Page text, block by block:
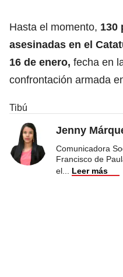
Hasta el momento, 130
asesinadas en el
16 de enero, fecha en
confrontación armada
Tibú
Jenny
Comunicadora
Francisco de
el
Leer más